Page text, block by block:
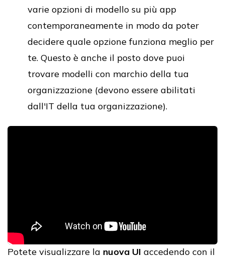
varie opzioni di modello su più app
contemporaneamente in modo da poter
decidere quale opzione funziona meglio per
te. Questo è anche il posto dove puoi
trovare modelli con marchio della tua
organizzazione (devono essere abilitati
dall'IT della tua organizzazione).
Potete visualizzare la nuova UI accedendo con il